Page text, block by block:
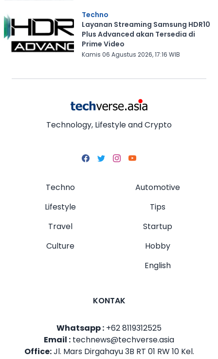
Techno
Layanan Streaming Samsung HDR10
Plus Advanced akan Tersedia di
Prime Video
Kamis 06 Agustus 2026, 17:16 WIB
Technology, Lifestyle and Crypto
Techno
Lifestyle
Travel
Culture
Automotive
Tips
Startup
Hobby
English
KONTAK
Whatsapp : +62 8119312525
Email : technews@techverse.asia
Office:Jl. Mars Dirgahayu 3B RT 01 RW 10 Kel.